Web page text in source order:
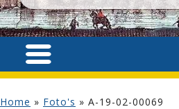
Home » Foto's » A-19-02-00069